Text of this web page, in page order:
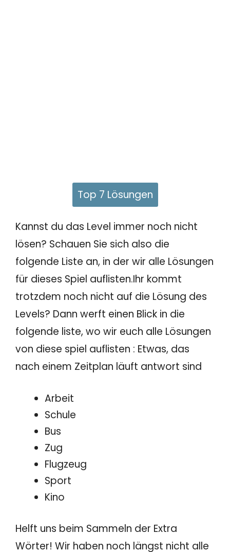
Top 7 Lösungen
Kannst du das Level immer noch nicht
lösen? Schauen Sie sich also die
folgende Liste an, in der wir alle Lösungen
für dieses Spiel auflisten.Ihr kommt
trotzdem noch nicht auf die Lösung des
Levels? Dann werft einen Blick in die
folgende liste, wo wir euch alle Lösungen
von diese spiel auflisten : Etwas, das
nach einem Zeitplan läuft antwort sind
Arbeit
Schule
Bus
Zug
Flugzeug
Sport
Kino
Helft uns beim Sammeln der Extra
Wörter! Wir haben noch längst nicht alle